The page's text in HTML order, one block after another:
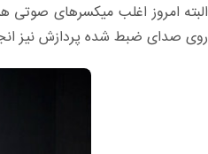
البته امروز اغلب میکسرهای صوتی
روی صدای ضبط شده پردازش نیز